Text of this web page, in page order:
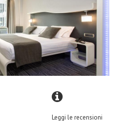
Leggi le recensioni